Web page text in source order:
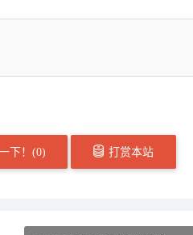
下！(0) 打赏本站